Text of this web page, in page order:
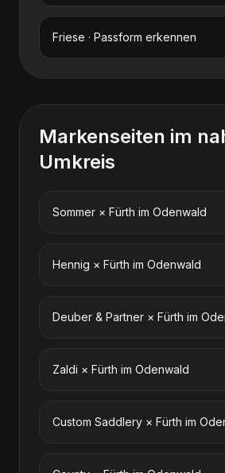
Friese · Passform erkennen
Markenseiten im
Umkreis
Sommer × Fürth im Odenwald
Hennig × Fürth im Odenwald
Deuber & Partner × Fürth im
Zaldi × Fürth im Odenwald
Custom Saddlery × Fürth im